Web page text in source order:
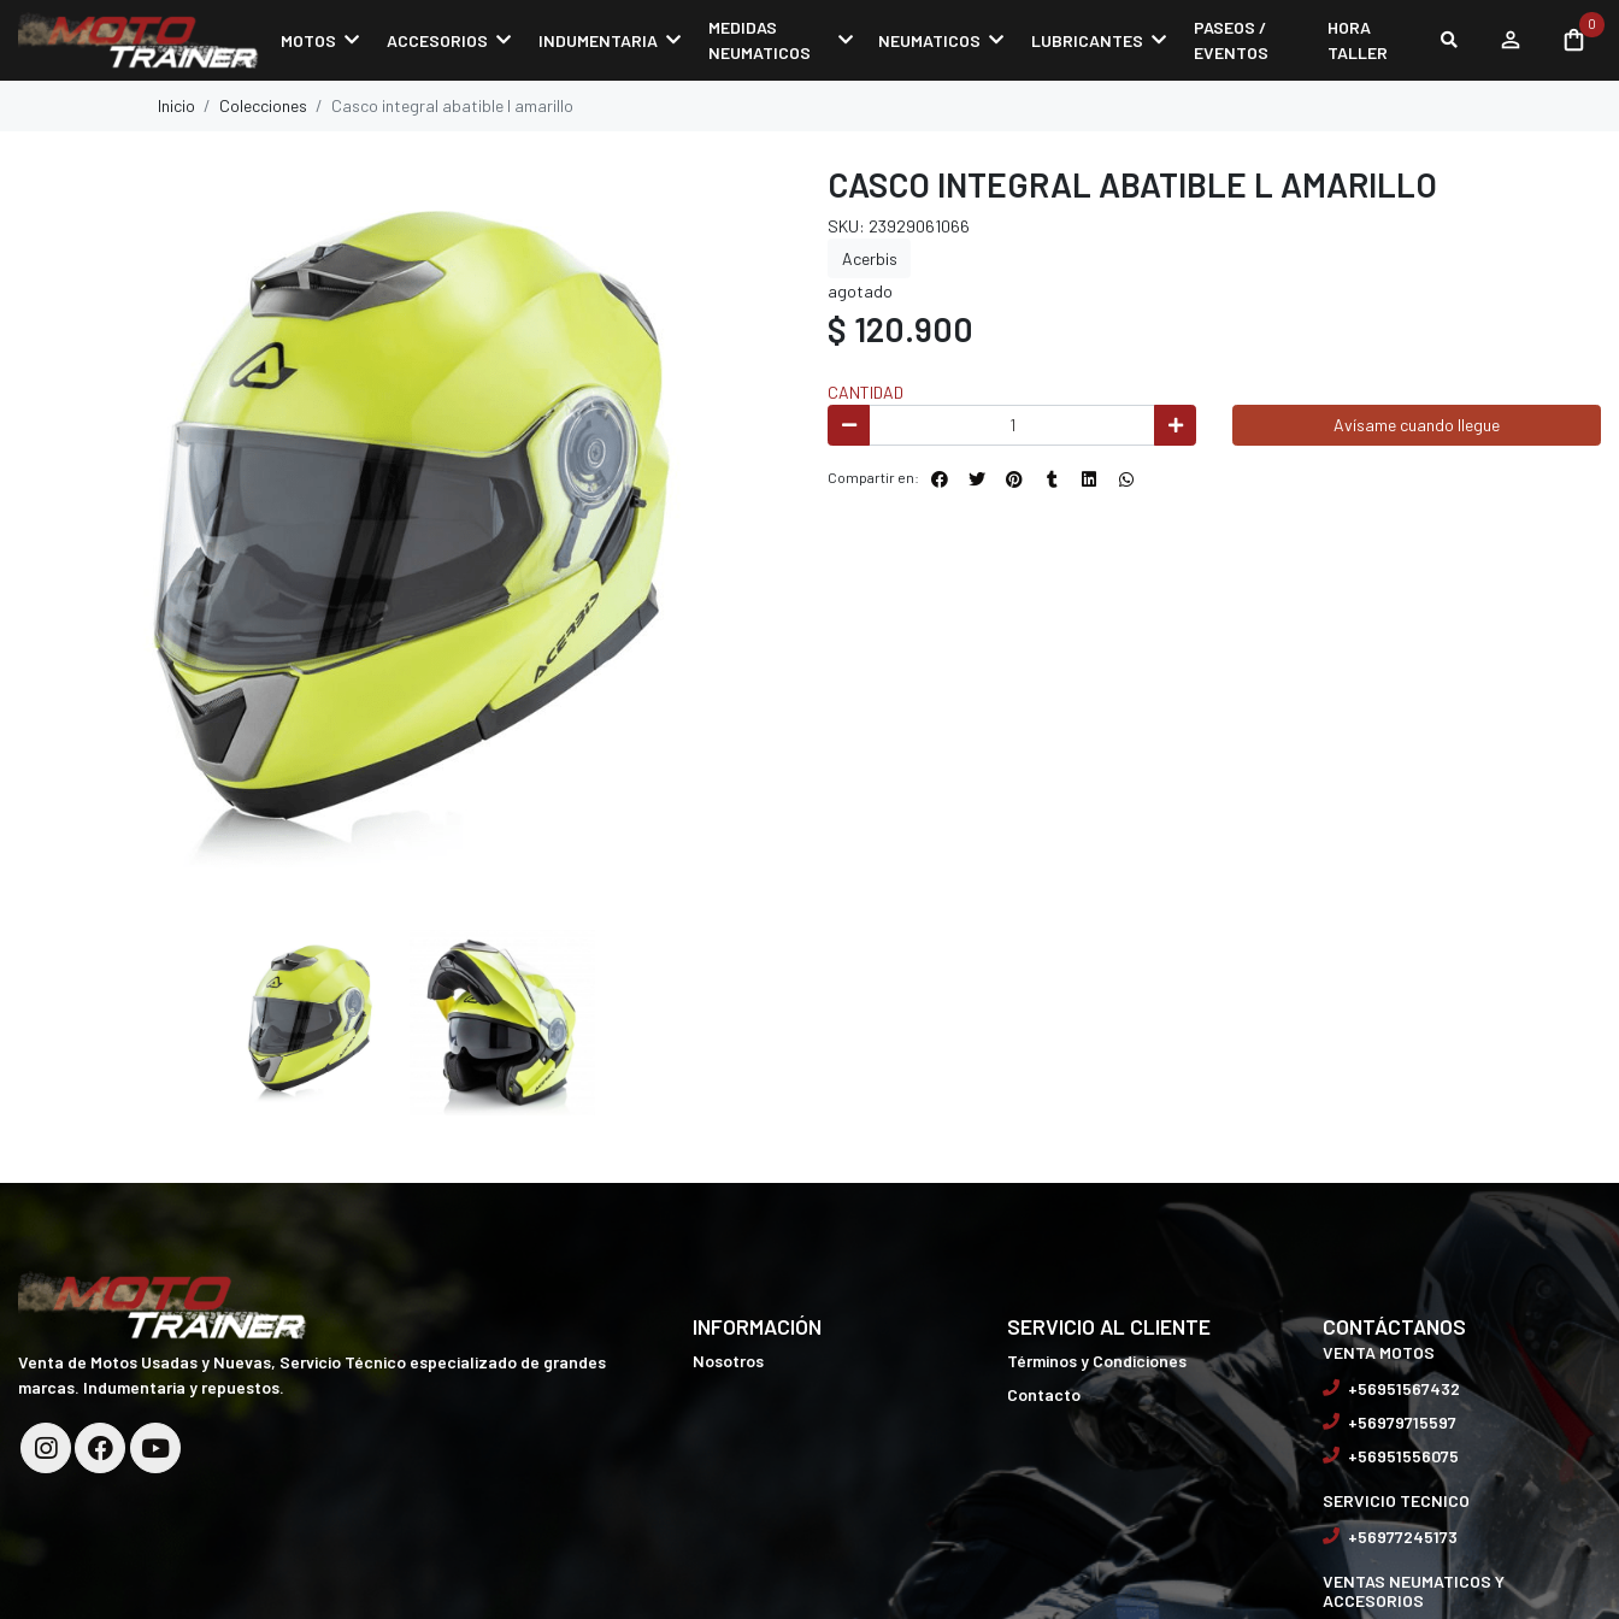
MOTOS ACCESORIOS INDUMENTARIA
MEDIDAS
NEUMATICOS
NEUMATICOS LUBRICANTES
PASEOS /
EVENTOS
HORA
TALLER
0
Inicio Colecciones Casco integral abatible l amarillo
CASCO INTEGRAL ABATIBLE L AMARILLO
SKU: 23929061066
Acerbis
agotado
$ 120.900
CANTIDAD
Avísame cuando llegue
Compartir en:
Venta de Motos Usadas y Nuevas, Servicio Técnico especializado de grandes
marcas. Indumentaria y repuestos.
INFORMACIÓN
Nosotros
SERVICIO AL CLIENTE
Términos y Condiciones
Contacto
CONTÁCTANOS
VENTA MOTOS
+56951567432
+56979715597
+56951556075
SERVICIO TECNICO
+56977245173
VENTAS NEUMATICOS Y
ACCESORIOS